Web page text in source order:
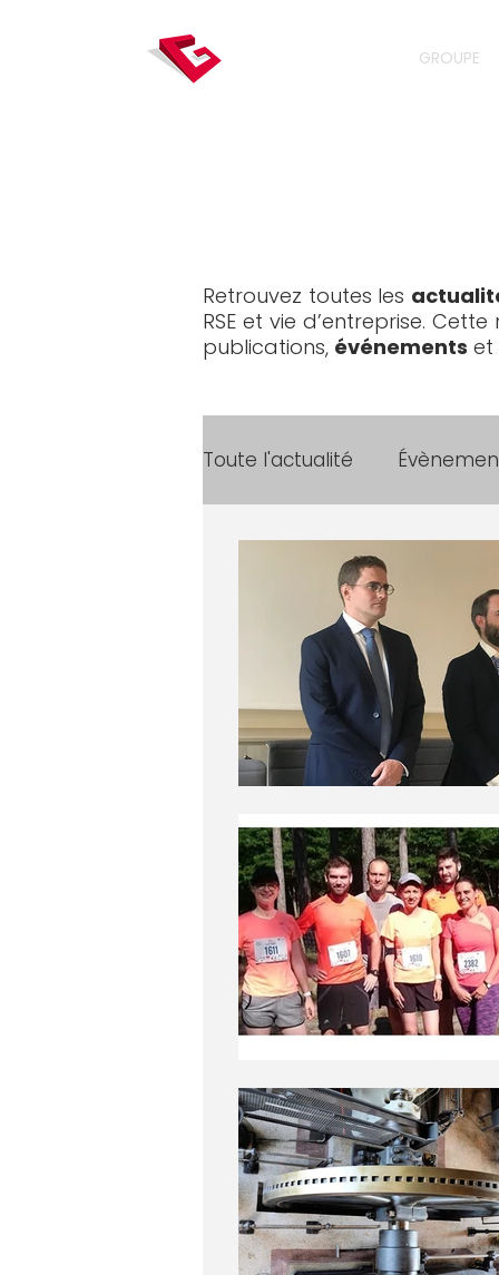
GROUPE
Retrouvez toutes les
RSE et vie d’entreprise.
publications, événements et
Toute l'actualité